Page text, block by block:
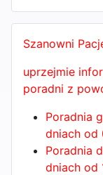
Szanowni
uprzejmie
poradni z
Poradnia
dniach od
Poradnia
dniach od